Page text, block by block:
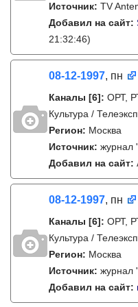
Источник: TV
Добавил на сайт:
21:32:46)
08-12-1997, пн
Каналы [6]: ОРТ,
Культура /
Регион: Москва
Источник: журнал
Добавил на сайт:
08-12-1997, пн
Каналы [6]: ОРТ,
Культура /
Регион: Москва
Источник: журнал
Добавил на сайт: